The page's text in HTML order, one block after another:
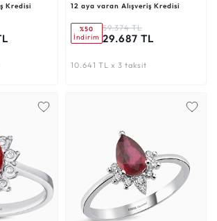
Kredisi 12 aya varan Alışveriş Kredisi
%50
İndirim
59.374 TL
29.687 TL
10.641 TL x 3 taksit